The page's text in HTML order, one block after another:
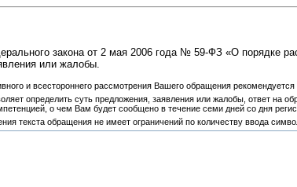
закона от 2 мая 2006 года № 59-ФЗ «О порядке
или жалобы.
и всестороннего рассмотрения Вашего обращения
определить суть предложения, заявления или жалобы, ответ на
о чем Вам будет сообщено в течение семи дней со дня
текста обращения не имеет ограничений по количеству ввода